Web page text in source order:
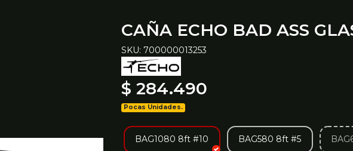
CAÑA ECHO BAD ASS
SKU: 700000013253
$ 284.490
Pocas Unidades.
BAG1080 8ft #10 BAG580 8ft #5